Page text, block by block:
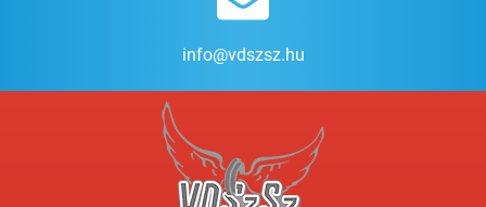
info@vdszsz.hu